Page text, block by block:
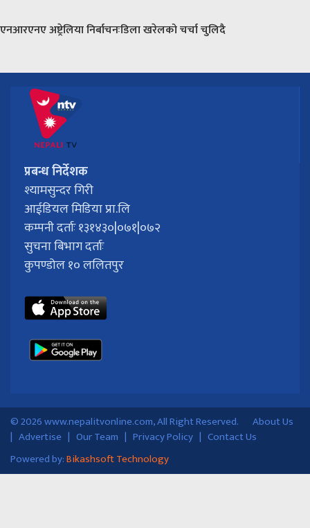
एनआरएनए अष्ट्रेलिया निर्बाचनःडिला खरेलको चर्चा चुलिदै
प्रबन्ध निर्देशक
श्यामसुन्दर गिरी
आईडियल मिडिया प्रा.लि
कम्पनी दर्ताः १३१४३०|०७१|०७२
सुचना बिभाग दर्ताः
कुपण्डोल १० ललितपुर
© 2026 www.nepalitvonline.com, All Right Reserved. About Us
| Advertise | Our Team | Privacy Policy | Contact Us
Powered by:Bikashsoft Technology